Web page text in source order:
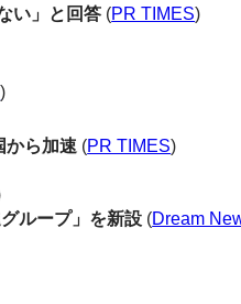
い」と回答 (PR TIMES)
)
ら加速 (PR TIMES)
ループ」を新設 (Dream